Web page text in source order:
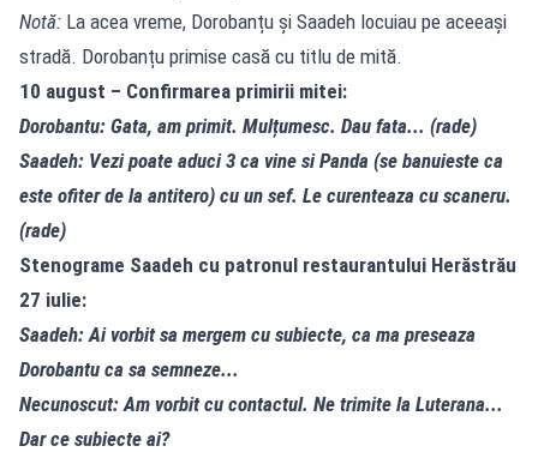
Notă: La acea vreme, Dorobanțu și Saadeh locuiau pe aceeași
stradă. Dorobanțu primise casă cu titlu de mită.
10 august – Confirmarea primirii mitei:
Dorobantu: Gata, am primit. Mulțumesc. Dau fata... (rade)
Saadeh: Vezi poate aduci 3 ca vine si Panda (se banuieste ca
este ofiter de la antitero) cu un sef. Le curenteaza cu scaneru.
(rade)
Stenograme Saadeh cu patronul restaurantului Herăstrău
27 iulie:
Saadeh: Ai vorbit sa mergem cu subiecte, ca ma preseaza
Dorobantu ca sa semneze...
Necunoscut: Am vorbit cu contactul. Ne trimite la Luterana...
Dar ce subiecte ai?